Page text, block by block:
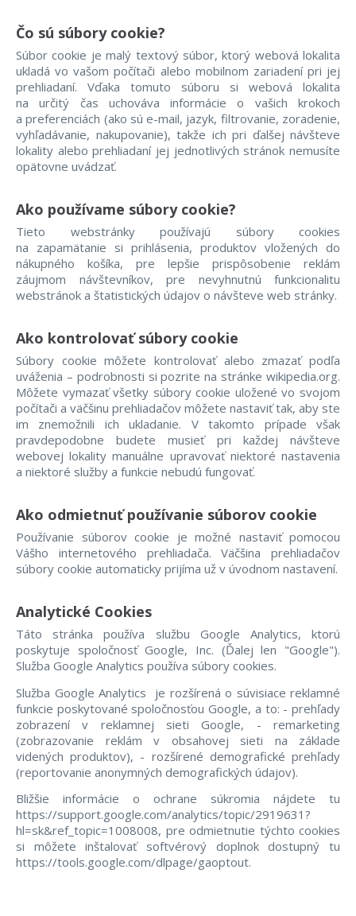
Čo sú súbory cookie?
Súbor cookie je malý textový súbor, ktorý webová lokalita
ukladá vo vašom počítači alebo mobilnom zariadení pri jej
prehliadaní. Vďaka tomuto súboru si webová lokalita
na určitý čas uchováva informácie o vašich krokoch
a preferenciách (ako sú e-mail, jazyk, filtrovanie, zoradenie,
vyhľadávanie, nakupovanie), takže ich pri ďalšej návšteve
lokality alebo prehliadaní jej jednotlivých stránok nemusíte
opätovne uvádzať.
Ako používame súbory cookie?
Tieto webstránky používajú súbory cookies
na zapamätanie si prihlásenia, produktov vložených do
nákupného košíka, pre lepšie prispôsobenie reklám
záujmom návštevníkov, pre nevyhnutnú funkcionalitu
webstránok a štatistických údajov o návšteve web stránky.
Ako kontrolovať súbory cookie
Súbory cookie môžete kontrolovať alebo zmazať podľa
uváženia – podrobnosti si pozrite na stránke wikipedia.org.
Môžete vymazať všetky súbory cookie uložené vo svojom
počítači a väčšinu prehliadačov môžete nastaviť tak, aby ste
im znemožnili ich ukladanie. V takomto prípade však
pravdepodobne budete musieť pri každej návšteve
webovej lokality manuálne upravovať niektoré nastavenia
a niektoré služby a funkcie nebudú fungovať.
Ako odmietnuť používanie súborov cookie
Používanie súborov cookie je možné nastaviť pomocou
Vášho internetového prehliadača. Väčšina prehliadačov
súbory cookie automaticky prijíma už v úvodnom nastavení.
Analytické Cookies
Táto stránka používa službu Google Analytics, ktorú
poskytuje spoločnosť Google, Inc. (Ďalej len "Google").
Služba Google Analytics používa súbory cookies.
Služba Google Analytics je rozšírená o súvisiace reklamné
funkcie poskytované spoločnosťou Google, a to: - prehľady
zobrazení v reklamnej sieti Google, - remarketing
(zobrazovanie reklám v obsahovej sieti na základe
videných produktov), - rozšírené demografické prehľady
(reportovanie anonymných demografických údajov).
Bližšie informácie o ochrane súkromia nájdete tu
https://support.google.com/analytics/topic/2919631?
hl=sk&ref_topic=1008008, pre odmietnutie týchto cookies
si môžete inštalovať softvérový doplnok dostupný tu
https://tools.google.com/dlpage/gaoptout.